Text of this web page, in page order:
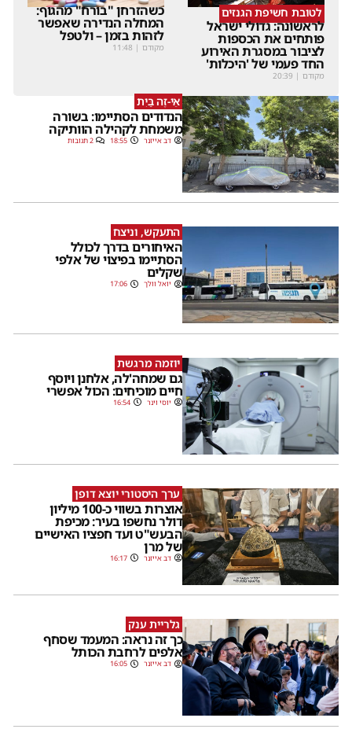
לטובת חשיפת הגנזים
לראשונה: גדולי ישראל
פותחים את הכספות
לציבור במסגרת האירוע
החד פעמי של 'היכלות'
מקודם |
20:39
כשהזרחן "בורח" מהגוף:
המחלה הנדירה שאפשר
לזהות בזמן – ולטפל
מקודם |
11:48
אֵי-זֶה בַּיִת
הנדודים הסתיימו: בשורה
משמחת לקהילה הוותיקה
דב אייזנר 18:55 2 תגובות
התעקש, וניצח
האיחורים בדרך לכולל
הסתיימו בפיצוי של אלפי
שקלים
יואל וולך 17:06
יוזמה מרגשת
גם שמחה'לה, אלחנן ויוסף
חיים מוכיחים: הכול אפשרי
יוסי וינר 16:54
ערך היסטורי יוצא דופן
אוצרות בשווי כ-100 מיליון
דולר נחשפו בעיר: מכיפת
הבעש"ט ועד חפציו האישיים
של מרן
דב אייזנר 16:17
גלריית ענק
כך זה נראה: המעמד שסחף
אלפים לרחבת הכותל
דב אייזנר 16:05